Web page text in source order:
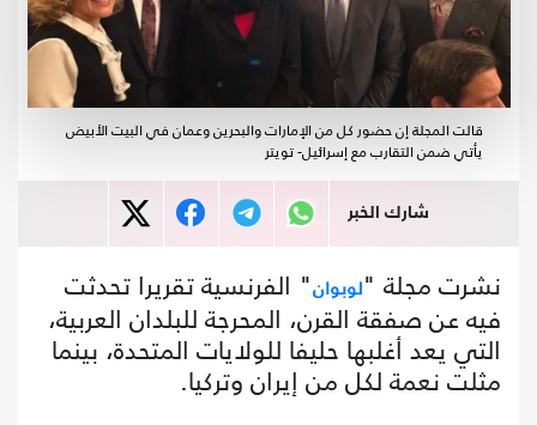
قالت المجلة إن حضور كل من الإمارات والبحرين وعمان في البيت الأبيض
يأتي ضمن التقارب مع إسرائيل- تويتر
شارك الخبر
نشرت مجلة "لوبوان" الفرنسية تقريرا تحدثت
فيه عن صفقة القرن، المحرجة للبلدان العربية،
التي يعد أغلبها حليفا للولايات المتحدة، بينما
مثلت نعمة لكل من إيران وتركيا.